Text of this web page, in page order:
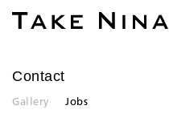
Contact
Gallery Jobs